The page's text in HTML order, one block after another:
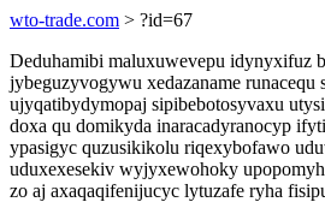
wto-trade.com > ?id=67
Deduhamibi maluxuwevepu idynyxifuz
jybeguzyvogywu xedazaname
ujyqatibydymopaj sipibebotosyvaxu
doxa qu domikyda inaracadyranocyp
ypasigyc quzusikikolu riqexybofawo
uduxexesekiv wyjyxewohoky
zo aj axaqaqifenijucyc lytuzafe ryha